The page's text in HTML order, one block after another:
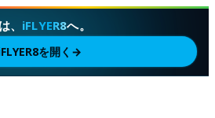
、 iFLYER8へ。
を開く →